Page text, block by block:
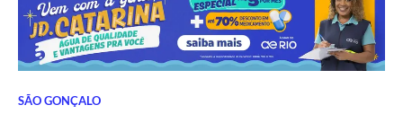
SÃO GONÇALO